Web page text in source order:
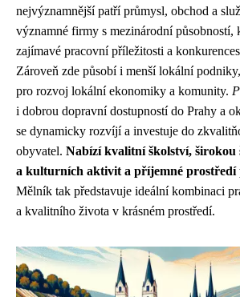
nejvýznamnější patří průmysl, obchod a
významné firmy s mezinárodní působností,
zajímavé pracovní příležitosti a
Zároveň zde působí i menší lokální
pro rozvoj lokální ekonomiky a komunity.
i dobrou dopravní dostupností do Prahy a
se dynamicky rozvíjí a investuje do
obyvatel. Nabízí kvalitní školství, širokou
a kulturních aktivit a příjemné prostředí
Mělník tak představuje ideální kombinaci
a kvalitního života v krásném prostředí.